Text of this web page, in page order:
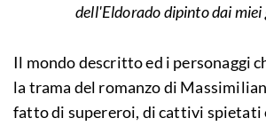
dell'Eldorado dipinto dai miei
Il mondo descritto ed i personaggi
la trama del romanzo di
fatto di supereroi, di cattivi spietati